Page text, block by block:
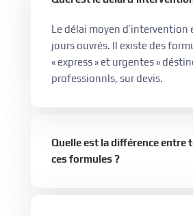
Le délai moyen d’intervention
jours ouvrés. Il existe des
« express » et urgentes »
professionnls, sur devis.
Quelle est la différence entre
ces formules ?